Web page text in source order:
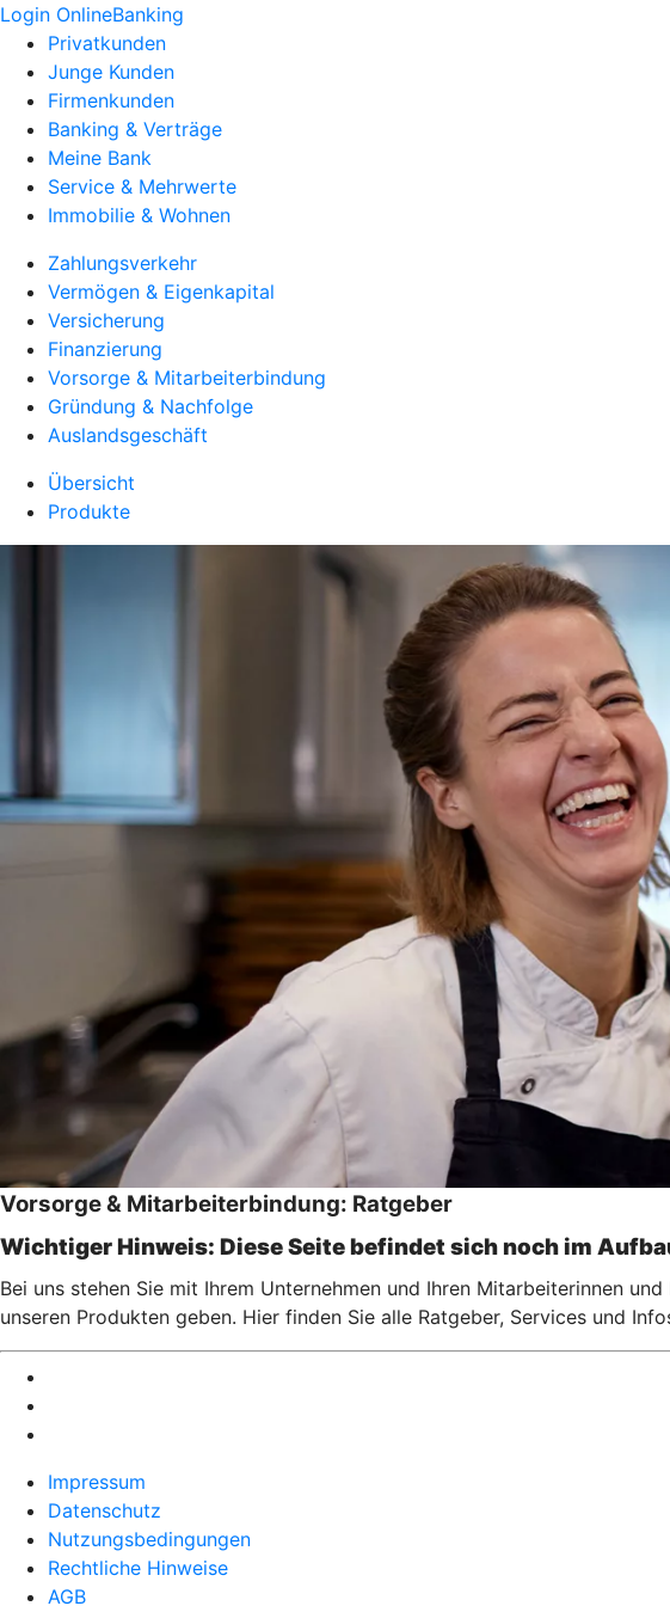
Login OnlineBanking
Privatkunden
Junge Kunden
Firmenkunden
Banking & Verträge
Meine Bank
Service & Mehrwerte
Immobilie & Wohnen
Zahlungsverkehr
Vermögen & Eigenkapital
Versicherung
Finanzierung
Vorsorge & Mitarbeiterbindung
Gründung & Nachfolge
Auslandsgeschäft
Übersicht
Produkte
Vorsorge & Mitarbeiterbindung: Ratgeber
Wichtiger Hinweis: Diese Seite befindet sich noch im
Bei uns stehen Sie mit Ihrem Unternehmen und Ihren Mitarbeiterinnen
unseren Produkten geben. Hier finden Sie alle Ratgeber, Services und
Impressum
Datenschutz
Nutzungsbedingungen
Rechtliche Hinweise
AGB